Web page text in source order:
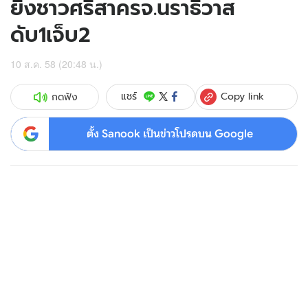
ยิงชาวศรีสาครจ.นราธิวาส
ดับ1เจ็บ2
10 ส.ค. 58 (20:48 น.)
กดฟัง แชร์ Copy link
ตั้ง Sanook เป็นข่าวโปรดบน Google